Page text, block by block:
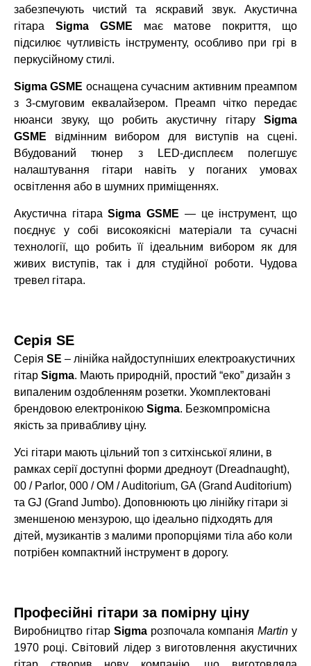
забезпечують чистий та яскравий звук. Акустична
гітара Sigma GSME має матове покриття, що
підсилює чутливість інструменту, особливо при грі в
перкусійному стилі.
Sigma GSME оснащена сучасним активним преампом
з 3-смуговим еквалайзером. Преамп чітко передає
нюанси звуку, що робить акустичну гітару Sigma
GSME відмінним вибором для виступів на сцені.
Вбудований тюнер з LED-дисплеєм полегшує
налаштування гітари навіть у поганих умовах
освітлення або в шумних приміщеннях.
Акустична гітараSigma GSME — це інструмент, що
поєднує у собі високоякісні матеріали та сучасні
технології, що робить її ідеальним вибором як для
живих виступів, так і для студійної роботи. Чудова
тревел гітара.
Серія SE
Серія SE – лінійка найдоступніших електроакустичних
гітар Sigma. Мають природній, простий “еко” дизайн з
випаленим оздобленням розетки. Укомплектовані
брендовою електронікою Sigma. Безкомпромісна
якість за привабливу ціну.
Усі гітари мають цільний топ з ситхінської ялини, в
рамках серії доступні форми дредноут (Dreadnaught),
00 / Parlor, 000 / OM / Auditorium, GA (Grand Auditorium)
та GJ (Grand Jumbo). Доповнюють цю лінійку гітари зі
зменшеною мензурою, що ідеально підходять для
дітей, музикантів з малими пропорціями тіла або коли
потрібен компактний інструмент в дорогу.
Професійні гітари за помірну ціну
Виробництво гітар Sigma розпочала компаніяMartinу
1970 році. Світовий лідер з виготовлення акустичних